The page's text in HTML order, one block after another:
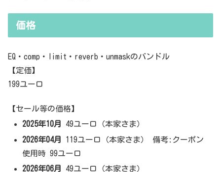
価格
EQ・comp・limit・reverb・unmaskのバンドル
【定価】
199ユーロ
【セール等の価格】
2025年10月
49ユーロ（本家さま）
2026年04月
119ユーロ（本家さま） 備考:クーポン
使用時 99ユーロ
2026年06月
49ユーロ（本家さま）